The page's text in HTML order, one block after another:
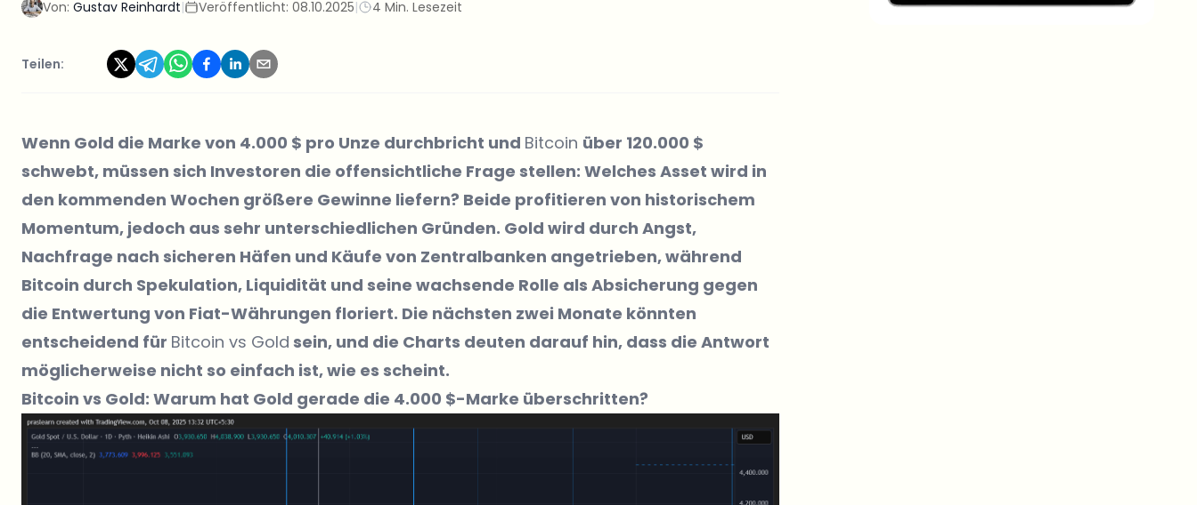
Von: Gustav Reinhardt| Veröffentlicht: 08.10.2025| 4 Min. Lesezeit
Teilen:
Wenn Gold die Marke von 4.000 $ pro Unze durchbricht und Bitcoin über 120.000 $
schwebt, müssen sich Investoren die offensichtliche Frage stellen: Welches Asset wird in
den kommenden Wochen größere Gewinne liefern? Beide profitieren von historischem
Momentum, jedoch aus sehr unterschiedlichen Gründen. Gold wird durch Angst,
Nachfrage nach sicheren Häfen und Käufe von Zentralbanken angetrieben, während
Bitcoin durch Spekulation, Liquidität und seine wachsende Rolle als Absicherung gegen
die Entwertung von Fiat-Währungen floriert. Die nächsten zwei Monate könnten
entscheidend für Bitcoin vs Gold sein, und die Charts deuten darauf hin, dass die Antwort
möglicherweise nicht so einfach ist, wie es scheint.
Bitcoin vs Gold: Warum hat Gold gerade die 4.000 $-Marke überschritten?